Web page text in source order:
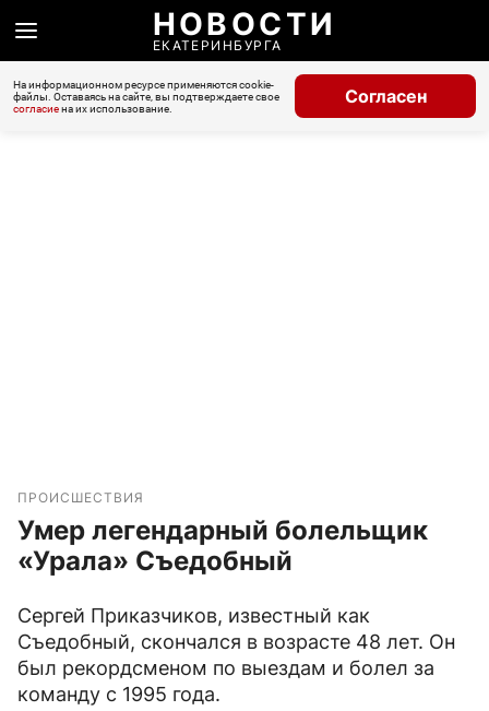
НОВОСТИ
ЕКАТЕРИНБУРГА
На информационном ресурсе применяются cookie-
файлы. Оставаясь на сайте, вы подтверждаете свое
согласиена их использование.
Согласен
ПРОИСШЕСТВИЯ
Умер легендарный болельщик
«Урала» Съедобный
Сергей Приказчиков, известный как
Съедобный, скончался в возрасте 48 лет. Он
был рекордсменом по выездам и болел за
команду с 1995 года.